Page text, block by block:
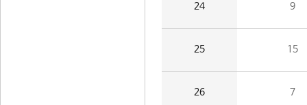
24 9
25 15
26 7